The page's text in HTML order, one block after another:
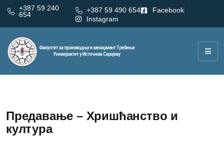
+387 59 240
654
+387 59 490 654
Facebook
Instagram
Предавање – Хришћанство и
култура